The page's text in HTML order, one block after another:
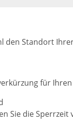
den Standort
für
Sie die Sperrzeit